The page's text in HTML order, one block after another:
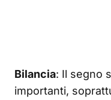
Bilancia: Il segno
importanti,